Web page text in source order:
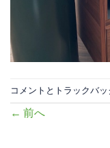
コメントとトラックバ
← 前へ